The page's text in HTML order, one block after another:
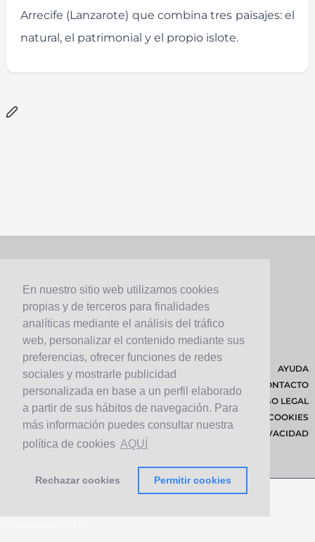
En nuestro sitio web utilizamos cookies
propias y de terceros para finalidades
analíticas mediante el análisis del tráfico
web, personalizar el contenido mediante sus
preferencias, ofrecer funciones de redes
sociales y mostrarle publicidad
personalizada en base a un perfil elaborado
a partir de sus hábitos de navegación. Para
más información puedes consultar nuestra
política de cookies AQUÍ
Rechazar cookies Permitir cookies
Arrecife (Lanzarote) que combina tres paisajes: el
natural, el patrimonial y el propio islote.
AYUDA
CONTACTO
AVISO LEGAL
POLÍTICA DE COOKIES
POLÍTICA DE PRIVACIDAD